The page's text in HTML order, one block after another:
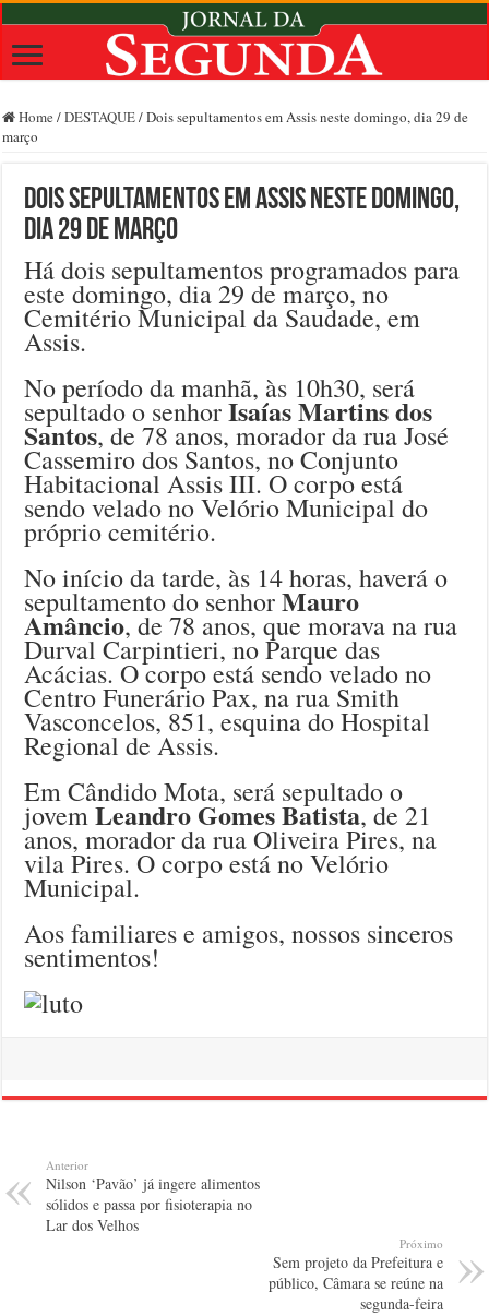
Home /DESTAQUE/Dois sepultamentos em Assis neste domingo, dia 29 de
março
Dois sepultamentos em Assis neste domingo,
dia 29 de março
Há dois sepultamentos programados para
este domingo, dia 29 de março, no
Cemitério Municipal da Saudade, em
Assis.
No período da manhã, às 10h30, será
sepultado o senhorIsaías Martins dos
Santos, de 78 anos, morador da rua José
Cassemiro dos Santos, no Conjunto
Habitacional Assis III. O corpo está
sendo velado no Velório Municipal do
próprio cemitério.
No início da tarde, às 14 horas, haverá o
sepultamento do senhorMauro
Amâncio, de 78 anos, que morava na rua
Durval Carpintieri, no Parque das
Acácias. O corpo está sendo velado no
Centro Funerário Pax, na rua Smith
Vasconcelos, 851, esquina do Hospital
Regional de Assis.
Em Cândido Mota, será sepultado o
jovemLeandro Gomes Batista, de 21
anos, morador da rua Oliveira Pires, na
vila Pires. O corpo está no Velório
Municipal.
Aos familiares e amigos, nossos sinceros
sentimentos!
Anterior
Nilson ‘Pavão’ já ingere alimentos
sólidos e passa por fisioterapia no
Lar dos Velhos
Próximo
Sem projeto da Prefeitura e
público, Câmara se reúne na
segunda-feira